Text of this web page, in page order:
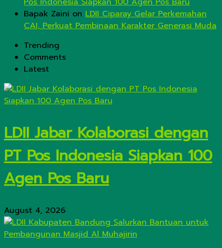
Bapak Zaini on LDII Ciparay Gelar Perkemahan
CAI, Perkuat Pembinaan Karakter Generasi Muda
Trending
Comments
Latest
LDII Jabar Kolaborasi dengan
PT Pos Indonesia Siapkan 100
Agen Pos Baru
August 4, 2026